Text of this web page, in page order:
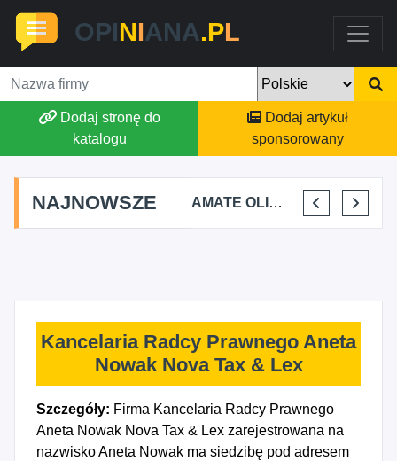
OPINIANA.PL
Dodaj stronę do
katalogu
Dodaj artykuł
sponsorowany
NAJNOWSZE
TOMASZ BURY PRYWATNA PRAKTYKA FIZJOTERAPII AMATE OLIWIA KIRKIEWICZ
Kancelaria Radcy Prawnego Aneta
Nowak Nova Tax & Lex
Szczegóły: Firma Kancelaria Radcy Prawnego
Aneta Nowak Nova Tax & Lex zarejestrowana na
nazwisko Aneta Nowak ma siedzibę pod adresem